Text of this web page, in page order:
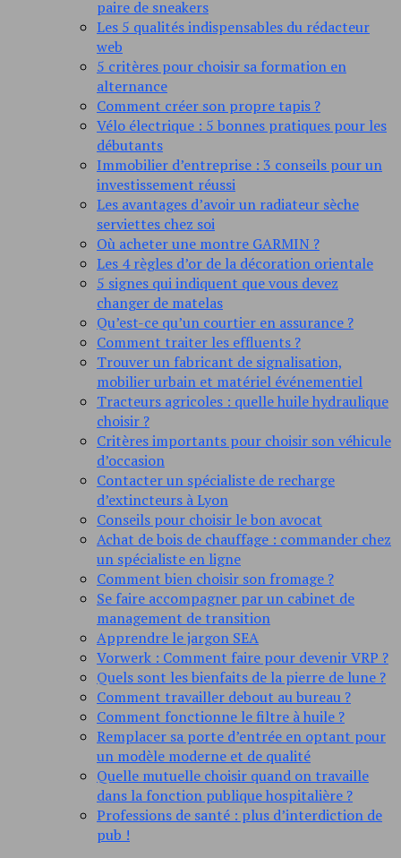
paire de sneakers
Les 5 qualités indispensables du rédacteur
web
5 critères pour choisir sa formation en
alternance
Comment créer son propre tapis ?
Vélo électrique : 5 bonnes pratiques pour les
débutants
Immobilier d’entreprise : 3 conseils pour un
investissement réussi
Les avantages d’avoir un radiateur sèche
serviettes chez soi
Où acheter une montre GARMIN ?
Les 4 règles d’or de la décoration orientale
5 signes qui indiquent que vous devez
changer de matelas
Qu’est-ce qu’un courtier en assurance ?
Comment traiter les effluents ?
Trouver un fabricant de signalisation,
mobilier urbain et matériel événementiel
Tracteurs agricoles : quelle huile hydraulique
choisir ?
Critères importants pour choisir son véhicule
d’occasion
Contacter un spécialiste de recharge
d’extincteurs à Lyon
Conseils pour choisir le bon avocat
Achat de bois de chauffage : commander chez
un spécialiste en ligne
Comment bien choisir son fromage ?
Se faire accompagner par un cabinet de
management de transition
Apprendre le jargon SEA
Vorwerk : Comment faire pour devenir VRP ?
Quels sont les bienfaits de la pierre de lune ?
Comment travailler debout au bureau ?
Comment fonctionne le filtre à huile ?
Remplacer sa porte d’entrée en optant pour
un modèle moderne et de qualité
Quelle mutuelle choisir quand on travaille
dans la fonction publique hospitalière ?
Professions de santé : plus d’interdiction de
pub !